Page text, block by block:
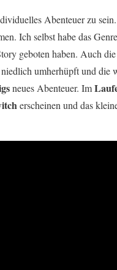
Abenteuer zu
Ich selbst habe das
geboten haben. Auch
umherhüpft und die
neues Abenteuer. Im
erscheinen und das